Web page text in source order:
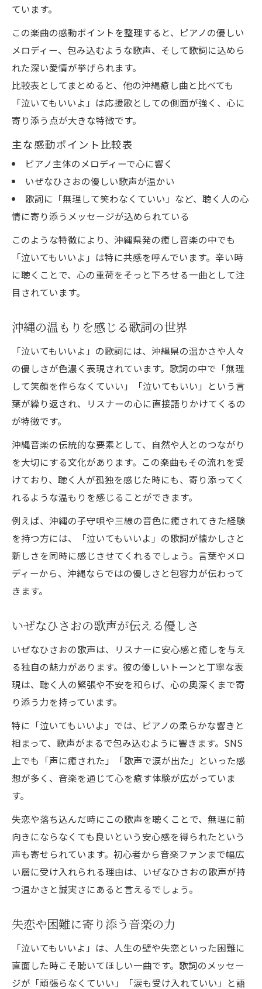
ています。
この楽曲の感動ポイントを整理すると、ピアノの優しい
メロディー、包み込むような歌声、そして歌詞に込めら
れた深い愛情が挙げられます。
比較表としてまとめると、他の沖縄癒し曲と比べても
「泣いてもいいよ」は応援歌としての側面が強く、心に
寄り添う点が大きな特徴です。
主な感動ポイント比較表
ピアノ主体のメロディーで心に響く
いぜなひさおの優しい歌声が温かい
歌詞に「無理して笑わなくていい」など、聴く人の心
情に寄り添うメッセージが込められている
このような特徴により、沖縄県発の癒し音楽の中でも
「泣いてもいいよ」は特に共感を呼んでいます。辛い時
に聴くことで、心の重荷をそっと下ろせる一曲として注
目されています。
沖縄の温もりを感じる歌詞の世界
「泣いてもいいよ」の歌詞には、沖縄県の温かさや人々
の優しさが色濃く表現されています。歌詞の中で「無理
して笑顔を作らなくていい」「泣いてもいい」という言
葉が繰り返され、リスナーの心に直接語りかけてくるの
が特徴です。
沖縄音楽の伝統的な要素として、自然や人とのつながり
を大切にする文化があります。この楽曲もその流れを受
けており、聴く人が孤独を感じた時にも、寄り添ってく
れるような温もりを感じることができます。
例えば、沖縄の子守唄や三線の音色に癒されてきた経験
を持つ方には、「泣いてもいいよ」の歌詞が懐かしさと
新しさを同時に感じさせてくれるでしょう。言葉やメロ
ディーから、沖縄ならではの優しさと包容力が伝わって
きます。
いぜなひさおの歌声が伝える優しさ
いぜなひさおの歌声は、リスナーに安心感と癒しを与え
る独自の魅力があります。彼の優しいトーンと丁寧な表
現は、聴く人の緊張や不安を和らげ、心の奥深くまで寄
り添う力を持っています。
特に「泣いてもいいよ」では、ピアノの柔らかな響きと
相まって、歌声がまるで包み込むように響きます。SNS
上でも「声に癒された」「歌声で涙が出た」といった感
想が多く、音楽を通じて心を癒す体験が広がっていま
す。
失恋や落ち込んだ時にこの歌声を聴くことで、無理に前
向きにならなくても良いという安心感を得られたという
声も寄せられています。初心者から音楽ファンまで幅広
い層に受け入れられる理由は、いぜなひさおの歌声が持
つ温かさと誠実さにあると言えるでしょう。
失恋や困難に寄り添う音楽の力
「泣いてもいいよ」は、人生の壁や失恋といった困難に
直面した時こそ聴いてほしい一曲です。歌詞のメッセー
ジが「頑張らなくていい」「涙も受け入れていい」と語